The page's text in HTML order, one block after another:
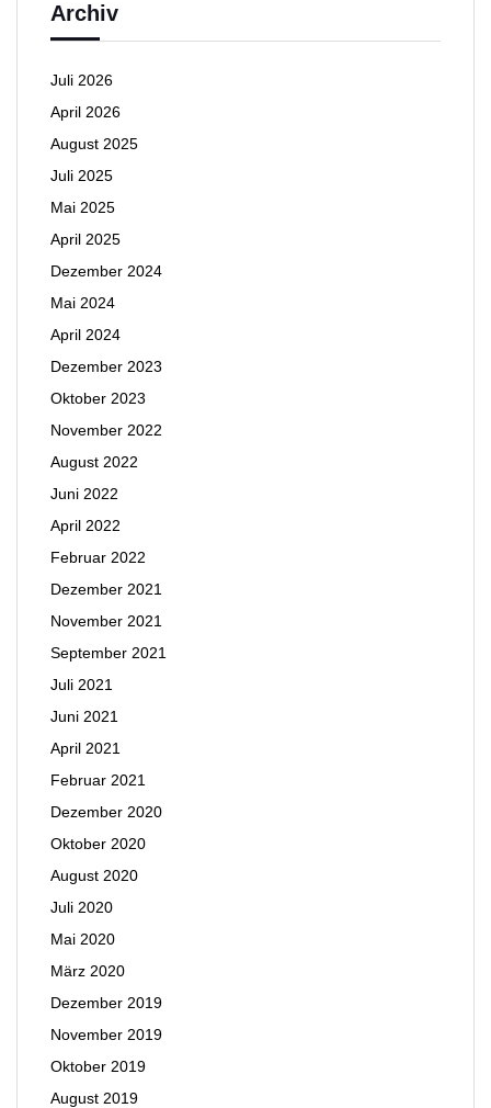
Archiv
Juli 2026
April 2026
August 2025
Juli 2025
Mai 2025
April 2025
Dezember 2024
Mai 2024
April 2024
Dezember 2023
Oktober 2023
November 2022
August 2022
Juni 2022
April 2022
Februar 2022
Dezember 2021
November 2021
September 2021
Juli 2021
Juni 2021
April 2021
Februar 2021
Dezember 2020
Oktober 2020
August 2020
Juli 2020
Mai 2020
März 2020
Dezember 2019
November 2019
Oktober 2019
August 2019